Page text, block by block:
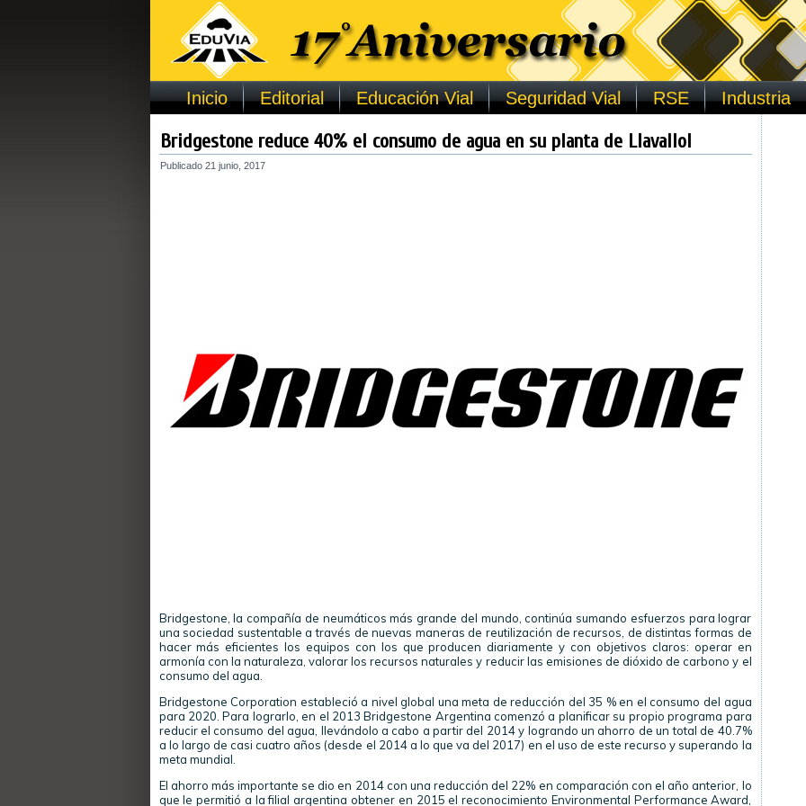
Inicio Editorial Educación Vial Seguridad Vial RSE Industria
Bridgestone reduce 40% el consumo de agua en su planta de Llavallol
Publicado 21 junio, 2017
Bridgestone, la compañía de neumáticos más grande del mundo, continúa sumando esfuerzos para lograr
una sociedad sustentable a través de nuevas maneras de reutilización de recursos, de distintas formas de
hacer más eficientes los equipos con los que producen diariamente y con objetivos claros: operar en
armonía con la naturaleza, valorar los recursos naturales y reducir las emisiones de dióxido de carbono y el
consumo del agua.
Bridgestone Corporation estableció a nivel global una meta de reducción del 35 % en el consumo del agua
para 2020. Para lograrlo, en el 2013 Bridgestone Argentina comenzó a planificar su propio programa para
reducir el consumo del agua, llevándolo a cabo a partir del 2014 y logrando un ahorro de un total de 40.7%
a lo largo de casi cuatro años (desde el 2014 a lo que va del 2017) en el uso de este recurso y superando la
meta mundial.
El ahorro más importante se dio en 2014 con una reducción del 22% en comparación con el año anterior, lo
que le permitió a la filial argentina obtener en 2015 el reconocimiento Environmental Performance Award,